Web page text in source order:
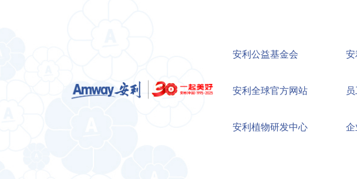
安利公益基金会
安利全球官方网站
安利植物研发中心